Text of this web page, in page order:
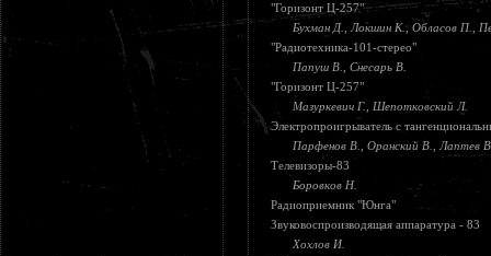
"Горизонт Ц-257"
Бухман Д., Локшин К., Обласов П.,
"Радиотехника-101-стерео"
Папуш В., Снесарь В.
"Горизонт Ц-257"
Мазуркевич Г., Шепотковский Л.
Электропроигрыватель с
Парфенов В., Оранский В., Лаптев
Телевизоры-83
Боровков Н.
Радиоприемник "Юнга"
Звуковоспроизводящая аппаратура - 83
Хохлов И.